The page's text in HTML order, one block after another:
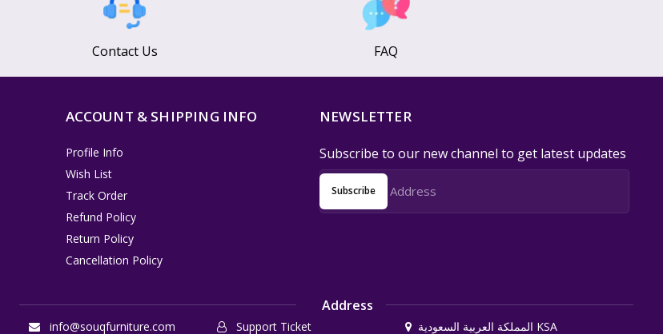
Contact Us FAQ
ACCOUNT & SHIPPING INFO
Profile Info
Wish List
Track Order
Refund Policy
Return Policy
Cancellation Policy
NEWSLETTER
Subscribe to our new channel to get latest updates
Subscribe
info@souqfurniture.com Support Ticket
Address
المملكة العربية السعودية KSA